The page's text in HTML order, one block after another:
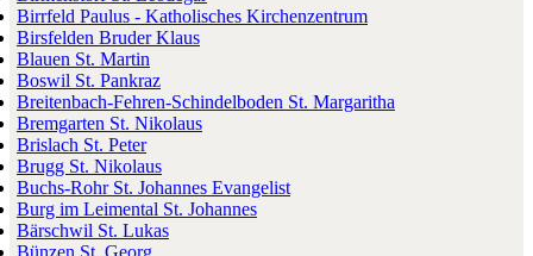
Birrfeld Paulus - Katholisches Kirchenzentrum
Birsfelden Bruder Klaus
Blauen St. Martin
Boswil St. Pankraz
Breitenbach-Fehren-Schindelboden St. Margaritha
Bremgarten St. Nikolaus
Brislach St. Peter
Brugg St. Nikolaus
Buchs-Rohr St. Johannes Evangelist
Burg im Leimental St. Johannes
Bärschwil St. Lukas
Bünzen St. Georg